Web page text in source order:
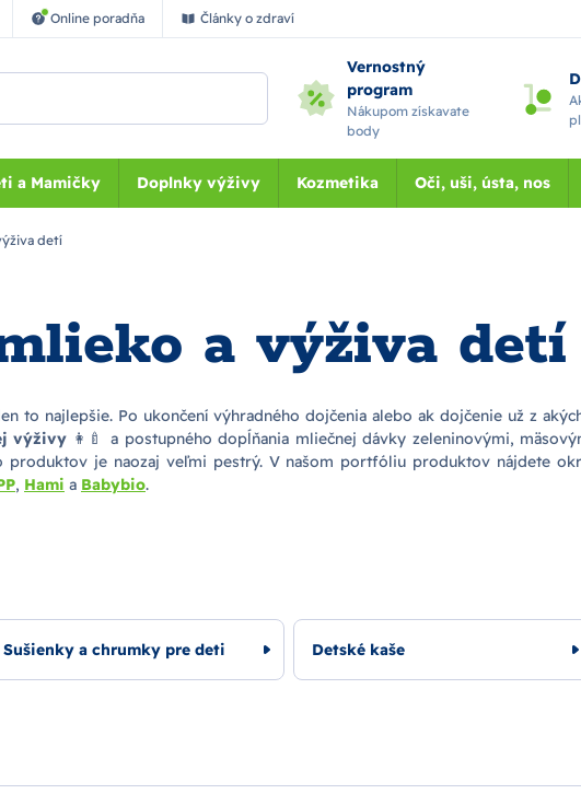
Online poradňa Články o zdraví
Vernostný
program
Nákupom získavate
body
a Mamičky Doplnky výživy Kozmetika Oči, uši, ústa, nos
detí
a výživa detí
to najlepšie. Po ukončení výhradného dojčenia alebo ak dojčenie už z
výživy👩‍🍼 a postupného dopĺňania mliečnej dávky zeleninovými,
je naozaj veľmi pestrý. V našom portfóliu produktov nájdete
, Hami a Babybio.
Sušienky a chrumky pre deti Detské kaše